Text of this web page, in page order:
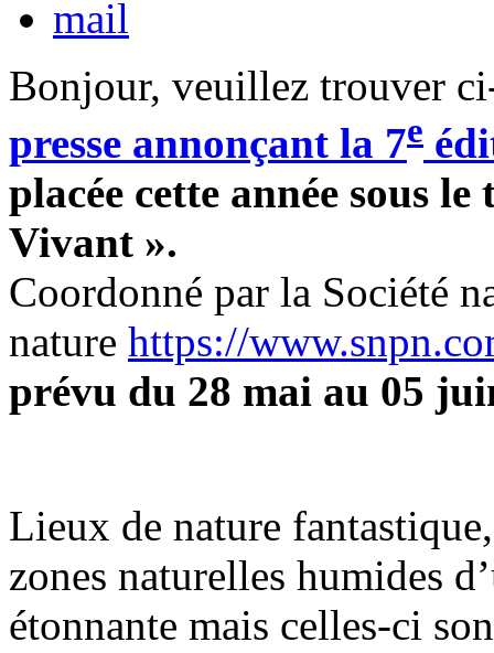
Bonjour, veuillez trouver
presse annonçant la 7e
placée cette année sous
Vivant ».
Coordonné par la Société
nature https://
prévu du 28 mai au 05
Lieux de nature
zones naturelles humides
étonnante mais celles-ci